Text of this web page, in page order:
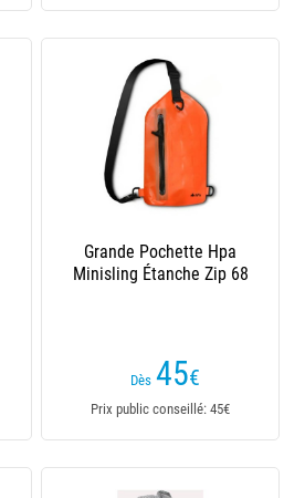
Grande Pochette Hpa
Minisling Étanche Zip 68
Dès 45€
Prix public conseillé: 45€